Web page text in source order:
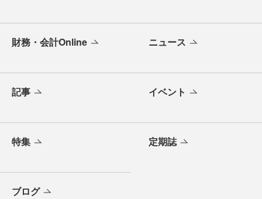
財務・会計Online ニュース
記事 イベント
特集 定期誌
ブログ